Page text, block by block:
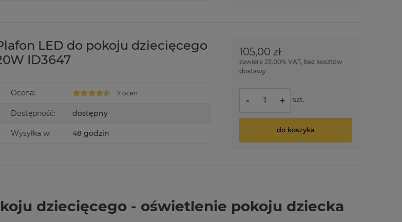
LED do pokoju dziecięcego
ID3647
Ocena: 7 ocen
Dostępność: dostępny
Wysyłka w: 48 godzin
105,00 zł
zawiera 23.00% VAT, bez kosztów
dostawy
- + szt.
do koszyka
dziecięcego - oświetlenie pokoju dziecka